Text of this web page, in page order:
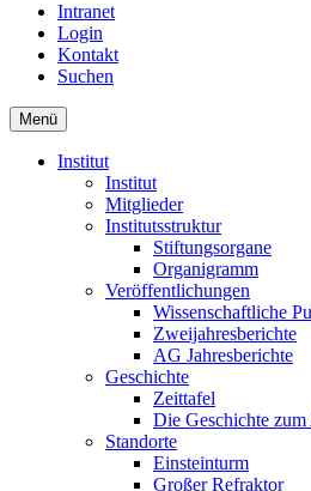
Intranet
Login
Kontakt
Suchen
Menü
Institut
Institut
Mitglieder
Institutsstruktur
Stiftungsorgane
Organigramm
Veröffentlichungen
Wissenschaftliche
Zweijahresberichte
AG Jahresberichte
Geschichte
Zeittafel
Die Geschichte
Standorte
Einsteinturm
Großer Refraktor